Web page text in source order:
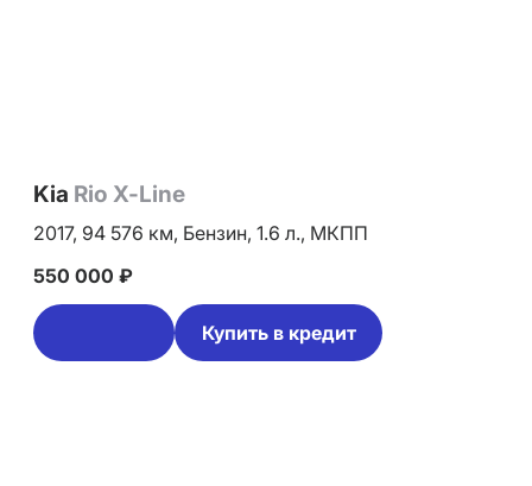
Kia Rio X-Line
2017, 94 576 км, Бензин, 1.6 л., МКПП
550 000 ₽
Купить в кредит